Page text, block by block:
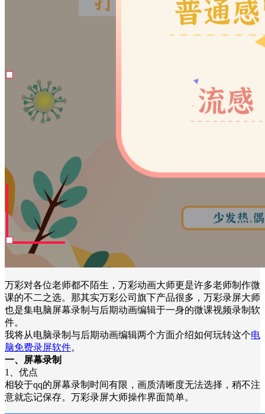
万彩对各位老师都不陌生，万彩动画大师更是许多老师制作微
课的不二之选。那其实万彩公司旗下产品很多，万彩录屏大师
也是集电脑屏幕录制与后期动画编辑于一身的微课视频录制软
件。
我将从电脑录制与后期动画编辑两个方面介绍如何玩转这个电
脑免费录屏软件。
一、屏幕录制
1、优点
相较于qq的屏幕录制时间有限，画质清晰度无法选择，稍不注
意就忘记保存。万彩录屏大师操作界面简单。